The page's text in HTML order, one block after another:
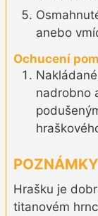
anebo
Ochucení
nadrobno
POZNÁMKY
Hrašku je
titanovém